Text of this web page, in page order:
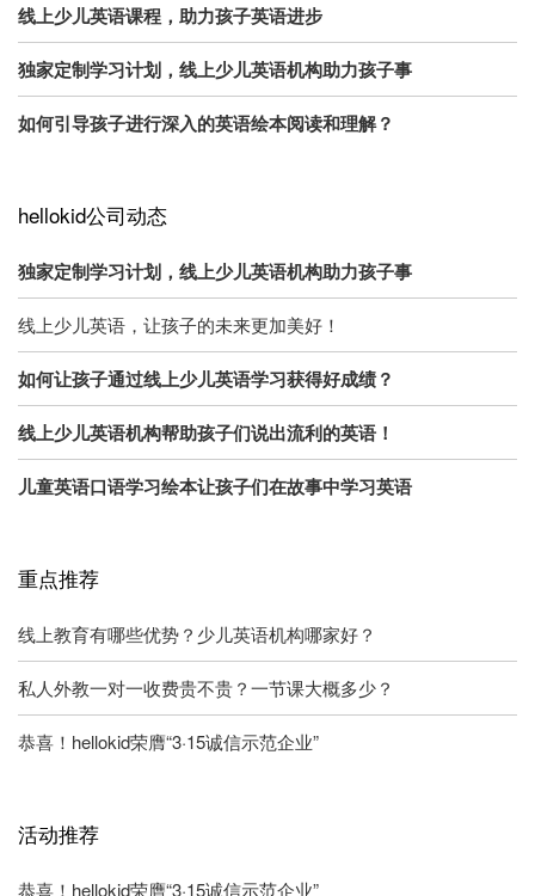
线上少儿英语课程，助力孩子英语进步
独家定制学习计划，线上少儿英语机构助力孩子事
如何引导孩子进行深入的英语绘本阅读和理解？
hellokid公司动态
独家定制学习计划，线上少儿英语机构助力孩子事
线上少儿英语，让孩子的未来更加美好！
如何让孩子通过线上少儿英语学习获得好成绩？
线上少儿英语机构帮助孩子们说出流利的英语！
儿童英语口语学习绘本让孩子们在故事中学习英语
重点推荐
线上教育有哪些优势？少儿英语机构哪家好？
私人外教一对一收费贵不贵？一节课大概多少？
恭喜！hellokid荣膺“3·15诚信示范企业”
活动推荐
恭喜！hellokid荣膺“3·15诚信示范企业”